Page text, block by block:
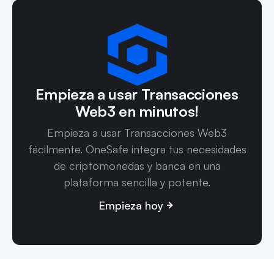
Empieza a usar Transacciones
Web3 en minutos!
Empieza a usar Transacciones Web3
fácilmente. OneSafe integra tus necesidades
de criptomonedas y banca en una
plataforma sencilla y potente.
Empieza hoy